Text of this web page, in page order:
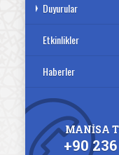
Duyurular
Etkinlikler
Haberler
MANİSA
+90